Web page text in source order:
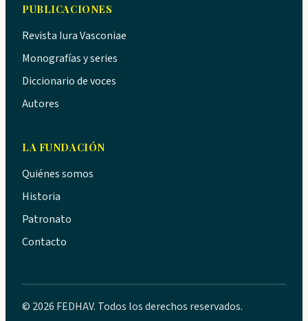
PUBLICACIONES
Revista Iura Vasconiae
Monografías y series
Diccionario de voces
Autores
LA FUNDACIÓN
Quiénes somos
Historia
Patronato
Contacto
© 2026 FEDHAV. Todos los derechos reservados.